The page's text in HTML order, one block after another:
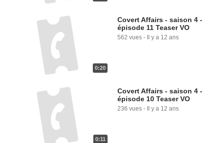
0:20
Covert Affairs - saison 4 -
épisode 11 Teaser VO
562 vues - Il y a 12 ans
0:11
Covert Affairs - saison 4 -
épisode 10 Teaser VO
236 vues - Il y a 12 ans